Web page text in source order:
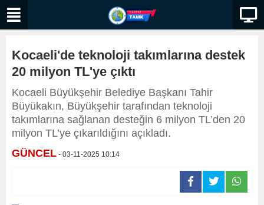
Kocaeli'de teknoloji takımlarına destek
20 milyon TL'ye çıktı
Kocaeli Büyükşehir Belediye Başkanı Tahir
Büyükakın, Büyükşehir tarafından teknoloji
takımlarına sağlanan desteğin 6 milyon TL’den 20
milyon TL’ye çıkarıldığını açıkladı.
GÜNCEL - 03-11-2025 10:14